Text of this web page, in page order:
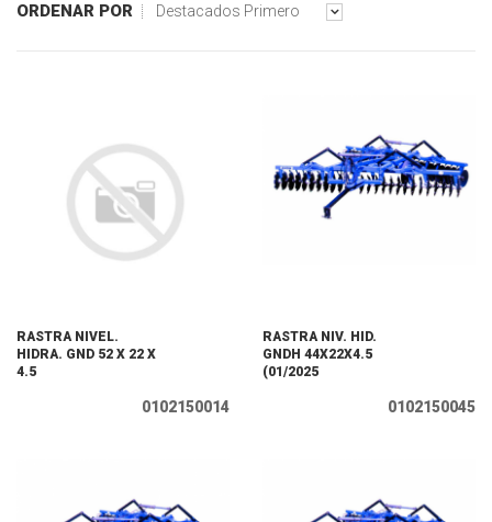
ORDENAR POR Destacados Primero
RASTRA NIVEL.
HIDRA. GND 52 X 22 X
4.5
0102150014
RASTRA NIV. HID.
GNDH 44X22X4.5
(01/2025
0102150045